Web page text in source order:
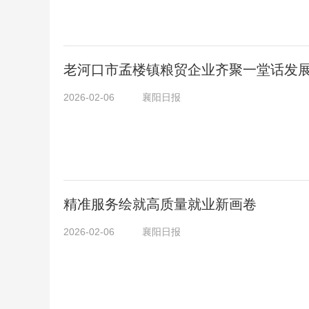
老河口市孟楼镇粮贸企业齐聚一堂话发
2026-02-06 襄阳日报
精准服务绘就高质量就业新画卷
2026-02-06 襄阳日报